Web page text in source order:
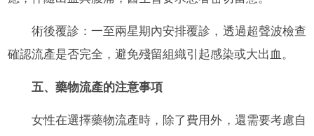
術後覆診：一至兩星期內安排覆診，透過超聲波檢查
確認流產是否完全，避免殘留組織引起感染或大出血。
五、藥物流產的注意事項
女性在選擇藥物流產時，除了費用外，還需要考慮自